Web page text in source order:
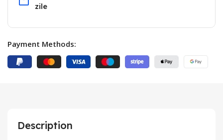
zile
Payment Methods:
Description